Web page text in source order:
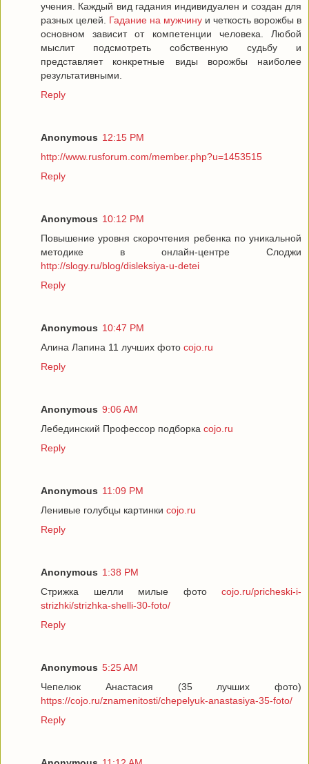
учения. Каждый вид гадания индивидуален и создан для
разных целей. Гадание на мужчину и четкость ворожбы в
основном зависит от компетенции человека. Любой
мыслит подсмотреть собственную судьбу и
представляет конкретные виды ворожбы наиболее
результативными.
Reply
Anonymous 12:15 PM
http://www.rusforum.com/member.php?u=1453515
Reply
Anonymous 10:12 PM
Повышение уровня скорочтения ребенка по уникальной
методике в онлайн-центре Слоджи
http://slogy.ru/blog/disleksiya-u-detei
Reply
Anonymous 10:47 PM
Алина Лапина 11 лучших фото cojo.ru
Reply
Anonymous 9:06 AM
Лебединский Профессор подборка cojo.ru
Reply
Anonymous 11:09 PM
Ленивые голубцы картинки cojo.ru
Reply
Anonymous 1:38 PM
Стрижка шелли милые фото cojo.ru/pricheski-i-
strizhki/strizhka-shelli-30-foto/
Reply
Anonymous 5:25 AM
Чепелюк Анастасия (35 лучших фото)
https://cojo.ru/znamenitosti/chepelyuk-anastasiya-35-foto/
Reply